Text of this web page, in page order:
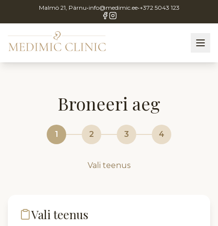
Malmö 21, Pärnu•info@medimic.ee•+372 5043 123
Broneeri aeg
1 2 3 4
Vali teenus
Vali teenus